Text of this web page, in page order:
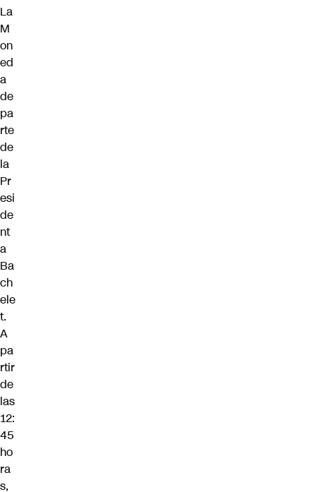
La
M
on
ed
a
de
pa
rte
de
la
Pr
esi
de
nt
a
Ba
ch
ele
t.
A
pa
rtir
de
las
12:
45
ho
ra
s,